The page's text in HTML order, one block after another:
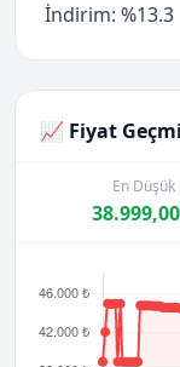
İndirim: %13.3
📈 Fiyat
En Düşük